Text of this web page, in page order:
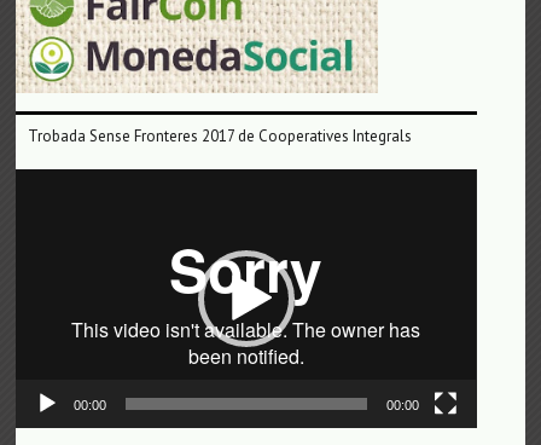
Trobada Sense Fronteres 2017 de Cooperatives Integrals
00:00 00:00